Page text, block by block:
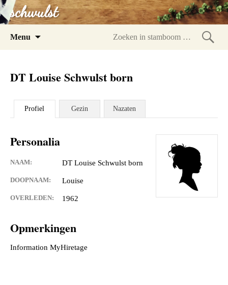
schwulst
Menu
DT Louise Schwulst born
Profiel Gezin Nazaten
Personalia
NAAM: DT Louise Schwulst born
DOOPNAAM: Louise
OVERLEDEN: 1962
Opmerkingen